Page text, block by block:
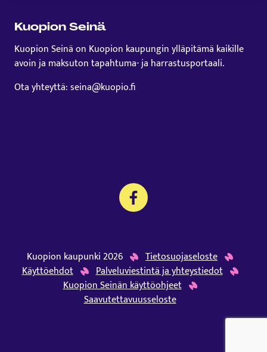
Kuopion Seinä
Kuopion Seinä on Kuopion kaupungin ylläpitämä kaikille
avoin ja maksuton tapahtuma- ja harrastusportaali.
Ota yhteyttä: seina@kuopio.fi
Kuopion kaupunki 2026
Tietosuojaseloste
Käyttöehdot
Palveluviestintä ja yhteystiedot
Kuopion Seinän käyttöohjeet
Saavutettavuusseloste